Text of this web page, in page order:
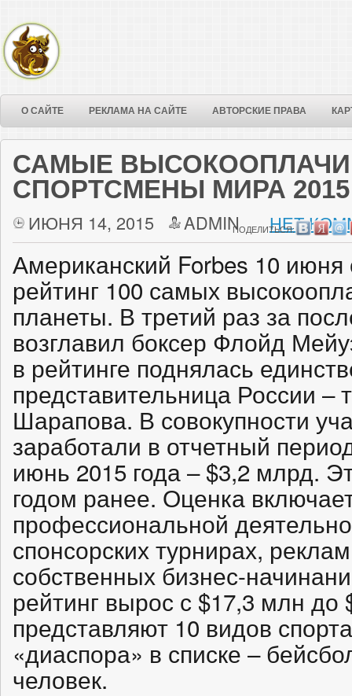
О САЙТЕ РЕКЛАМА НА САЙТЕ АВТОРСКИЕ ПРАВА
САМЫЕ
СПОРТСМЕНЫ МИРА 2015
ИЮНЯ 14, 2015 ADMIN НЕТ
ПОДЕЛИТЬСЯ:
Американский Forbes 10
рейтинг 100 самых
планеты. В третий раз за
возглавил боксер Флойд
в рейтинге поднялась
представительница России –
Шарапова. В совокупности
заработали в отчетный
июнь 2015 года – $3,2 млрд.
годом ранее. Оценка
профессиональной
спонсорских турнирах,
собственных бизнес-
рейтинг вырос с $17,3 млн до
представляют 10 видов
«диаспора» в списке –
человек.